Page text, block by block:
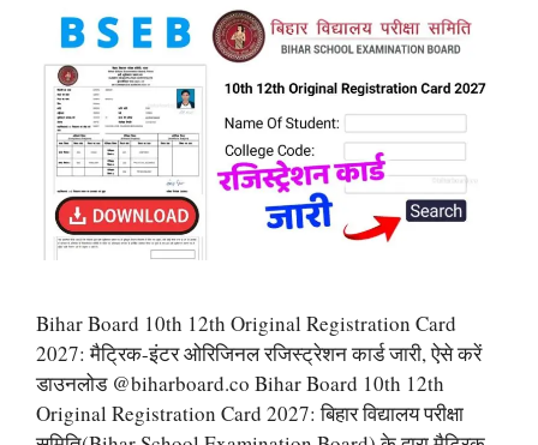
Bihar Board 10th 12th Original Registration Card
2027: मैट्रिक-इंटर ओरिजिनल रजिस्ट्रेशन कार्ड जारी, ऐसे करें
डाउनलोड @biharboard.co Bihar Board 10th 12th
Original Registration Card 2027: बिहार विद्यालय परीक्षा